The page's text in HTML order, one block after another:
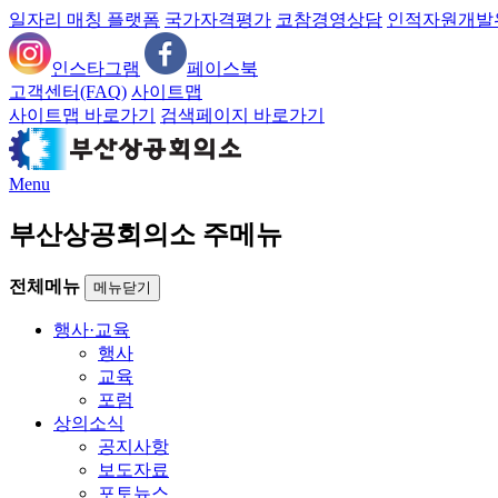
일자리 매칭 플랫폼 국가자격평가 코참경영상담 인적자원개발
인스타그램
페이스북
고객센터(FAQ) 사이트맵
사이트맵 바로가기
검색페이지 바로가기
Menu
부산상공회의소 주메뉴
전체메뉴 메뉴닫기
행사·교육
행사
교육
포럼
상의소식
공지사항
보도자료
포토뉴스